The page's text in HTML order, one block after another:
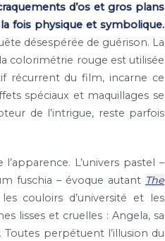
d’os et gros plans
fois physique et symbolique.
désespérée de guérison. La
colorimétrie rouge est utilisée
récurrent du film, incarne ce
spéciaux et maquillages se
de l’intrigue, reste parfois
L’univers pastel –
fuschia – évoque autant The
couloirs d’université et les
lisses et cruelles : Angela, sa
. Toutes perpétuent l’illusion du